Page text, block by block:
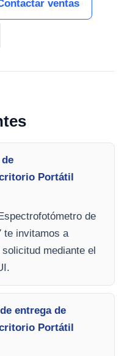
ventas
Portátil
de
te invitamos a
mediante el
entrega de
Portátil